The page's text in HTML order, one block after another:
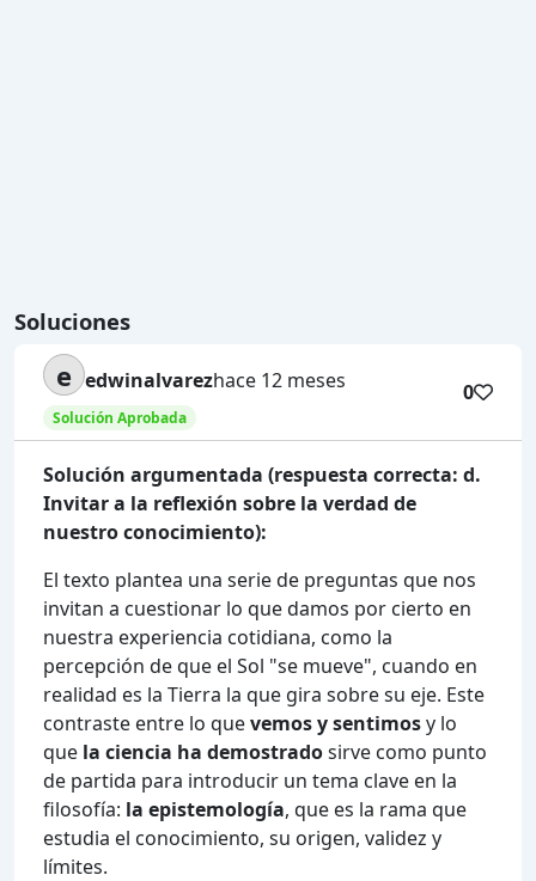
Soluciones
e edwinalvarezhace 12 meses
Solución Aprobada
0
Solución argumentada (respuesta correcta: d.
Invitar a la reflexión sobre la verdad de
nuestro conocimiento):
El texto plantea una serie de preguntas que nos
invitan a cuestionar lo que damos por cierto en
nuestra experiencia cotidiana, como la
percepción de que el Sol "se mueve", cuando en
realidad es la Tierra la que gira sobre su eje. Este
contraste entre lo quevemos y sentimosy lo
que la ciencia ha demostradosirve como punto
de partida para introducir un tema clave en la
filosofía: la epistemología, que es la rama que
estudia el conocimiento, su origen, validez y
límites.